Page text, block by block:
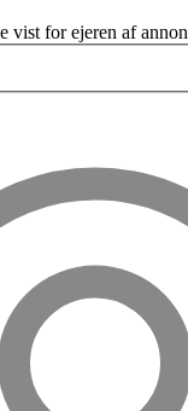
vist for ejeren af